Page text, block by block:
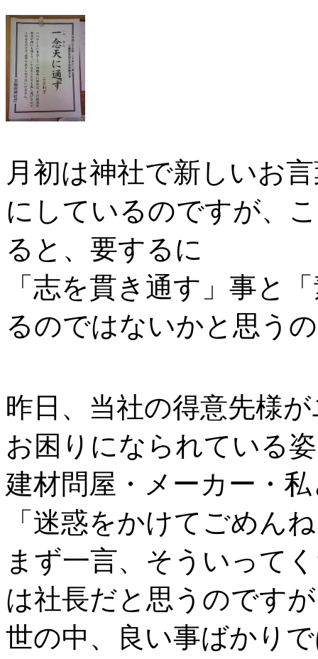
月初は神社で新しいお
にしているのですが、
ると、要するに
「志を貫き通す」事と
るのではないかと思う
昨日、当社の得意先様
お困りになられている
建材問屋・メーカー・
「迷惑をかけてごめん
まず一言、そういって
は社長だと思うのです
世の中、良い事ばかり